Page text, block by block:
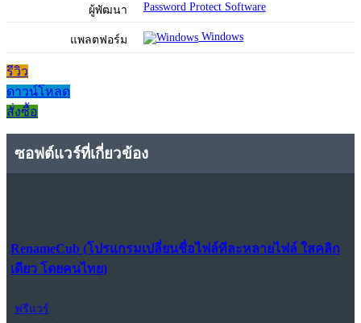
ผู้พัฒนา Password Protect Software
แพลตฟอร์ม Windows
รีวิว
ดาวน์โหลด
สั่งซื้อ
ซอฟต์แวร์ที่เกี่ยวข้อง
RenameCub (โปรแกรมเปลี่ยนชื่อไฟล์ทีละหลายไฟล์ ใสคลิก
เดียว โดยคนไทย)
ฟรีแวร์